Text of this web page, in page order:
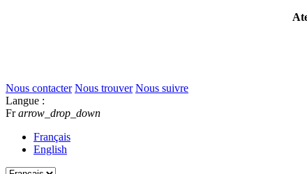
Nous contacter Nous trouver Nous suivre
Langue :
Fr arrow_drop_down
Français
English